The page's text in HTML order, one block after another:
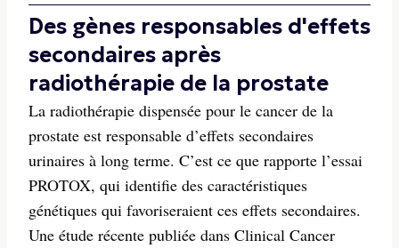
Des gènes responsables d'effets
secondaires après
radiothérapie de la prostate
La radiothérapie dispensée pour le cancer de la
prostate est responsable d’effets secondaires
urinaires à long terme. C’est ce que rapporte l’essai
PROTOX, qui identifie des caractéristiques
génétiques qui favoriseraient ces effets secondaires.
Une étude récente publiée dans Clinical Cancer